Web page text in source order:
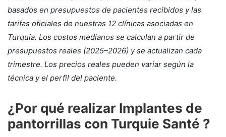
basados en presupuestos de pacientes recibidos y las
tarifas oficiales de nuestras 12 clínicas asociadas en
Turquía. Los costos medianos se calculan a partir de
presupuestos reales (2025–2026) y se actualizan cada
trimestre. Los precios reales pueden variar según la
técnica y el perfil del paciente.
¿Por qué realizar Implantes de
pantorrillas con Turquie Santé ?